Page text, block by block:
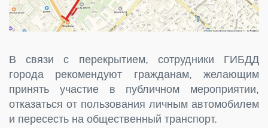
В связи с перекрытием, сотрудники ГИБДД
города рекомендуют гражданам, желающим
принять участие в публичном мероприятии,
отказаться от пользования личным автомобилем
и пересесть на общественный транспорт.